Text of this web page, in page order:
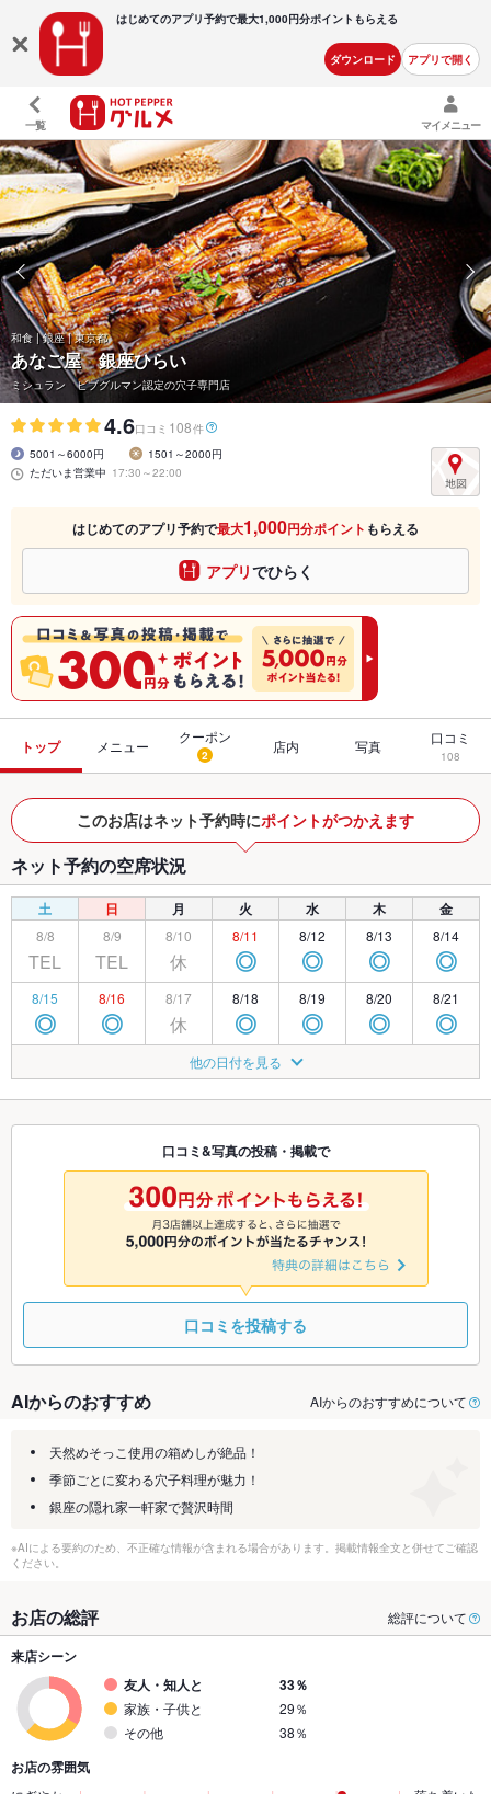
はじめてのアプリ予約で最大1,000円分ポイントもらえる
ダウンロード アプリで開く
一覧 マイメニュー
和食 | 銀座 | 東京都
あなご屋 銀座ひらい
ミシュラン ビブグルマン認定の穴子専門店
4.6口コミ 108件
5001～6000円
1501～2000円
ただいま営業中 17:30～22:00
はじめてのアプリ予約で最大1,000円分ポイント もらえる
アプリでひらく
トップ メニュー
クーポン
2 店内 写真 口コミ
108
このお店はネット予約時にポイントがつかえます
ネット予約の空席状況
土 日 月 火 水 木 金
8/8
TEL
8/9
TEL
8/10
休
8/11
◎
8/12
◎
8/13
◎
8/14
◎
8/15
◎
8/16
◎
8/17
休
8/18
◎
8/19
◎
8/20
◎
8/21
◎
◎ ◎
8/24
休
8/25
◎
8/26
◎ ◎ ◎
8/29 8/30 8/31
休
9/1
TEL
9/2
TEL
9/3 9/4
TEL
9/7
休 TEL TEL TEL
他の日付を見る
口コミ&写真の投稿・掲載で
口コミを投稿する
AIからのおすすめ AIからのおすすめについて
天然めそっこ使用の箱めしが絶品！
季節ごとに変わる穴子料理が魅力！
銀座の隠れ家一軒家で贅沢時間
※AIによる要約のため、不正確な情報が含まれる場合があります。掲載情報全文と併せてご確認
ください。
お店の総評 総評について
来店シーン
友人・知人と
33％
家族・子供と
29％
その他
38％
お店の雰囲気